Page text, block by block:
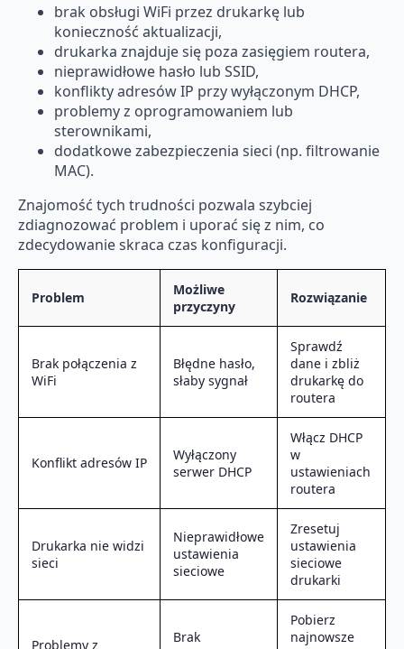
brak obsługi WiFi przez drukarkę lub
konieczność aktualizacji,
drukarka znajduje się poza zasięgiem routera,
nieprawidłowe hasło lub SSID,
konflikty adresów IP przy wyłączonym DHCP,
problemy z oprogramowaniem lub
sterownikami,
dodatkowe zabezpieczenia sieci (np. filtrowanie
MAC).
Znajomość tych trudności pozwala szybciej
zdiagnozować problem i uporać się z nim, co
zdecydowanie skraca czas konfiguracji.
Problem
Możliwe
przyczyny
Rozwiązanie
Brak połączenia z
WiFi
Błędne hasło,
słaby sygnał
Sprawdź
dane i zbliż
drukarkę do
routera
Konflikt adresów IP
Wyłączony
serwer DHCP
Włącz DHCP
w
ustawieniach
routera
Drukarka nie widzi
sieci
Nieprawidłowe
ustawienia
sieciowe
Zresetuj
ustawienia
sieciowe
drukarki
Problemy z
Brak
Pobierz
najnowsze